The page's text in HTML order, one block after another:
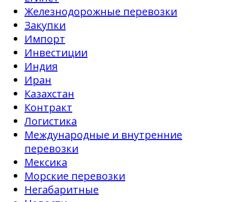
Железнодорожные перевозки
Закупки
Импорт
Инвестиции
Индия
Иран
Казахстан
Контракт
Логистика
Международные и внутренние
перевозки
Мексика
Морские перевозки
Негабаритные